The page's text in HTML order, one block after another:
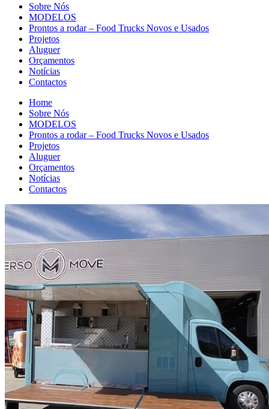
Sobre Nós
MODELOS
Prontos a rodar – Food Trucks Novos e Usados
Projetos
Aluguer
Orçamentos
Notícias
Contactos
Home
Sobre Nós
MODELOS
Prontos a rodar – Food Trucks Novos e Usados
Projetos
Aluguer
Orçamentos
Notícias
Contactos